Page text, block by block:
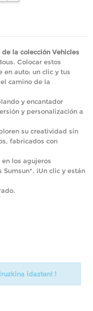
de la colección Vehicles
Colocar estos
en auto: un clic y tus
camino de la
y encantador
y personalización a
su creatividad sin
fabricados con
los agujeros
¡Un clic y están
idazten! !